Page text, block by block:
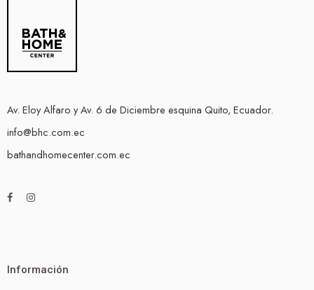
Av. Eloy Alfaro y Av. 6 de Diciembre esquina Quito, Ecuador.
info@bhc.com.ec
bathandhomecenter.com.ec
Información